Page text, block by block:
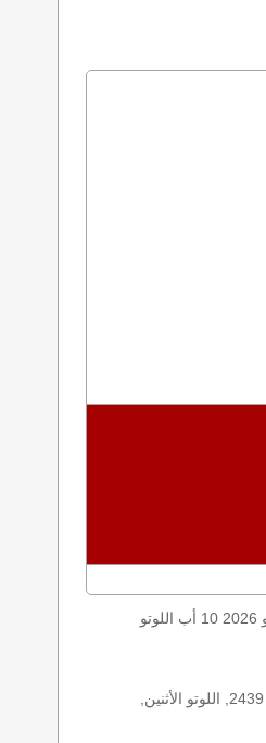
اليكم نتائج اللوتو الأثنين, الأثنين 2026-08-10, سحب اللوتو 2026-08-10, سحب اللوتو 2026 10 أب اللوتو, loto, lotto, نتيجة اللوتو, نتيجة اللوتو ٢٤٣٩ نتيجة اللوتو 2439, اللوتو ٢٤٣٩, لوتو اليوم
الأرقام الستة الاساسية, اللوتو اللبناني هذا اليوم اللوتو اليوم, اللوتو 2439 عو رقم سحب اللوتو ٢٤٣٩ بالحرف العربية اللوتو 1718, اللوتو 2026-08-10, اللوتو أرقام السحب 2439, اللوتو الأثنين,